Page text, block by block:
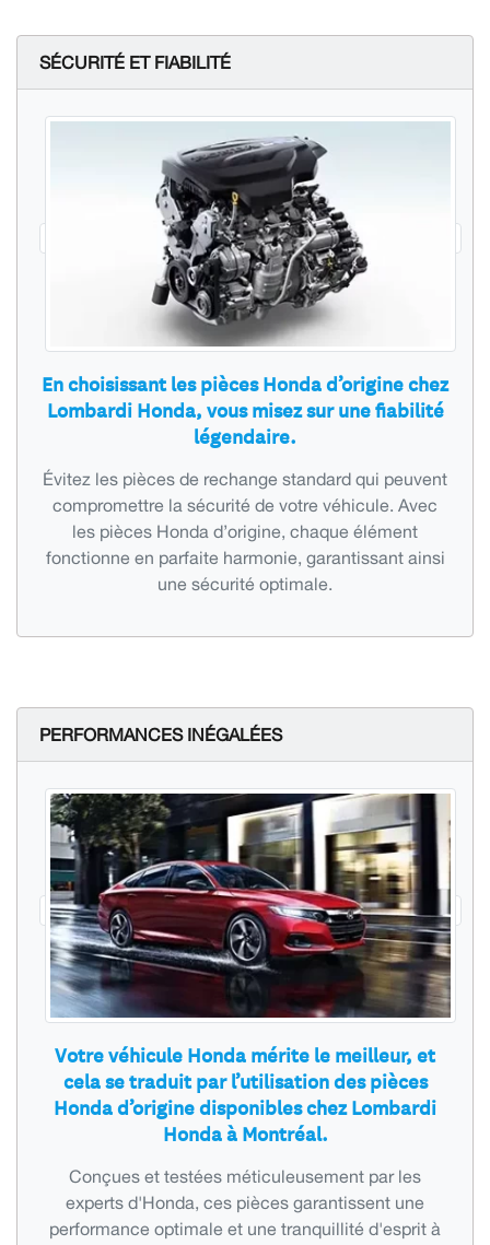
SÉCURITÉ ET FIABILITÉ
En choisissant les pièces Honda d’origine chez
Lombardi Honda, vous misez sur une fiabilité
légendaire.
Évitez les pièces de rechange standard qui peuvent
compromettre la sécurité de votre véhicule. Avec
les pièces Honda d’origine, chaque élément
fonctionne en parfaite harmonie, garantissant ainsi
une sécurité optimale.
PERFORMANCES INÉGALÉES
Votre véhicule Honda mérite le meilleur, et
cela se traduit par l’utilisation des pièces
Honda d’origine disponibles chez Lombardi
Honda à Montréal.
Conçues et testées méticuleusement par les
experts d'Honda, ces pièces garantissent une
performance optimale et une tranquillité d'esprit à